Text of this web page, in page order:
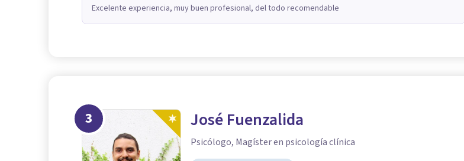
Excelente experiencia, muy buen profesional, del todo recomendable
3 José Fuenzalida
Psicólogo, Magíster en psicología clínica